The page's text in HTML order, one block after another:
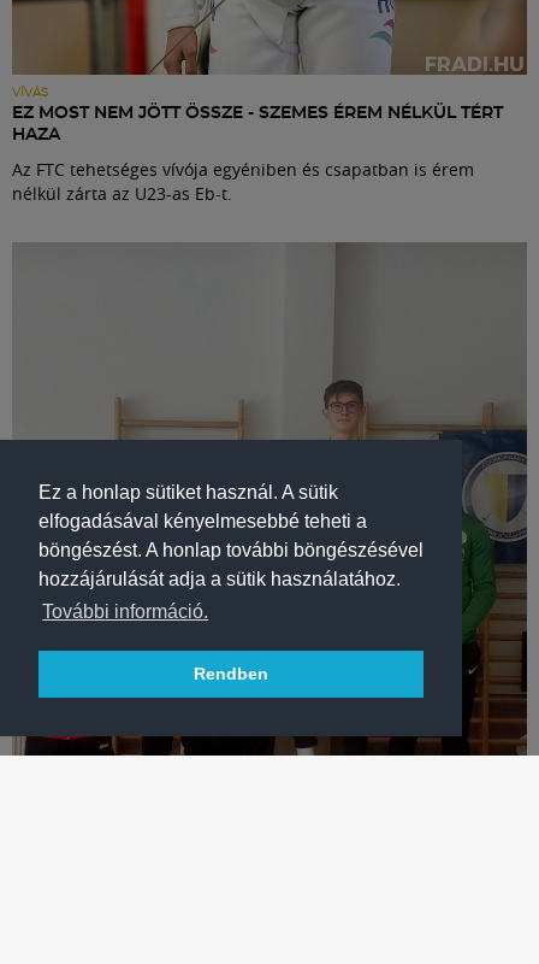
Ez a honlap sütiket használ. A sütik
elfogadásával kényelmesebbé teheti a
böngészést. A honlap további böngészésével
hozzájárulását adja a sütik használatához.
További információ.
Rendben
VÍVÁS
EZ MOST NEM JÖTT ÖSSZE - SZEMES ÉREM NÉLKÜL TÉRT
HAZA
Az FTC tehetséges vívója egyéniben és csapatban is érem
nélkül zárta az U23-as Eb-t.